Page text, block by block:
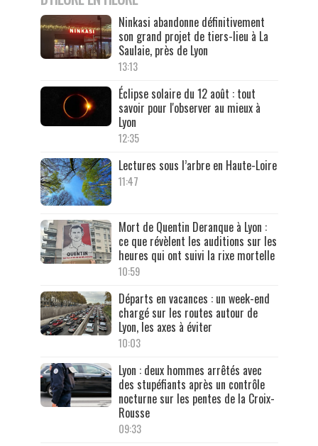
Ninkasi abandonne définitivement
son grand projet de tiers-lieu à La
Saulaie, près de Lyon
13:13
Éclipse solaire du 12 août : tout
savoir pour l'observer au mieux à
Lyon
12:35
Lectures sous l’arbre en Haute-Loire
11:47
Mort de Quentin Deranque à Lyon :
ce que révèlent les auditions sur les
heures qui ont suivi la rixe mortelle
10:59
Départs en vacances : un week-end
chargé sur les routes autour de
Lyon, les axes à éviter
10:03
Lyon : deux hommes arrêtés avec
des stupéfiants après un contrôle
nocturne sur les pentes de la Croix-
Rousse
09:33